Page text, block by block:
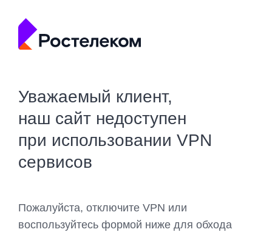
Уважаемый клиент,
наш сайт недоступен
при использовании VPN
сервисов
Пожалуйста, отключите VPN или
воспользуйтесь формой ниже для обхода